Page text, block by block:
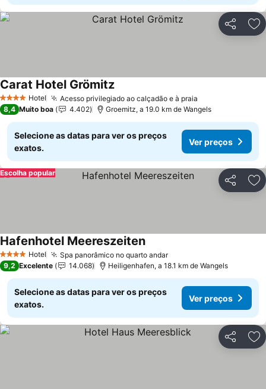
Partilhar
4 EstrelasHotel Acesso privilegiado ao calçadão e à praia
Carat Hotel GrömitzVer preços
8,4 Muito boa 4.402 Groemitz, a 19.0 km de Wangels
Selecione as datas para ver os preços
exatos.
Ver preços
Partilhar
Escolha popular
4 EstrelasHotel Spa panorâmico no quarto andarVer preços
Hafenhotel MeereszeitenVer preços
9,2 Excelente 14.068 Heiligenhafen, a 18.1 km de Wangels
Selecione as datas para ver os preços
exatos.
Ver preços
Partilhar